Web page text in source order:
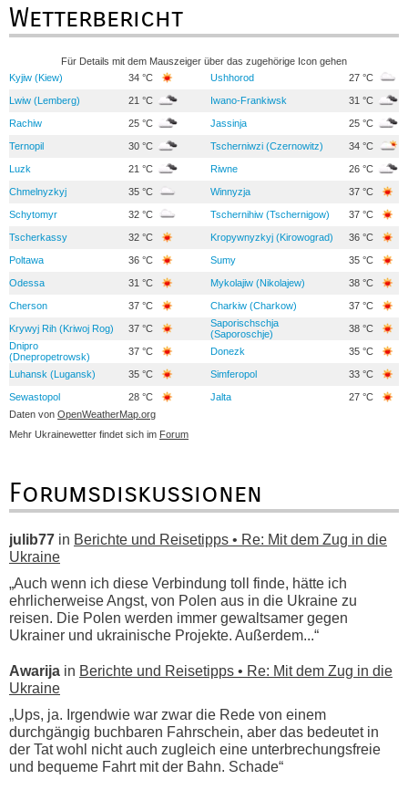
Wetterbericht
Für Details mit dem Mauszeiger über das zugehörige Icon gehen
Kyjiw (Kiew)
34 °C Ushhorod 27 °C
Lwiw (Lemberg) 21 °C Iwano-Frankiwsk 31 °C
Rachiw 25 °C Jassinja 25 °C
Ternopil 30 °C Tscherniwzi (Czernowitz) 34 °C
Luzk 21 °C Riwne 26 °C
Chmelnyzkyj 35 °C Winnyzja 37 °C
Schytomyr 32 °C Tschernihiw (Tschernigow) 37 °C
Tscherkassy 32 °C Kropywnyzkyj (Kirowograd) 36 °C
Poltawa 36 °C Sumy 35 °C
Odessa 31 °C Mykolajiw (Nikolajew) 38 °C
Cherson 37 °C Charkiw (Charkow) 37 °C
Krywyj Rih (Kriwoj Rog) 37 °C
Saporischschja
(Saporoschje)
38 °C
Dnipro
(Dnepropetrowsk)
37 °C Donezk 35 °C
Luhansk (Lugansk) 35 °C Simferopol 33 °C
Sewastopol 28 °C Jalta
27 °C
Daten von OpenWeatherMap.org
Mehr Ukrainewetter findet sich im Forum
Forumsdiskussionen
julib77 in Berichte und Reisetipps • Re: Mit dem Zug in die
Ukraine
„Auch wenn ich diese Verbindung toll finde, hätte ich
ehrlicherweise Angst, von Polen aus in die Ukraine zu
reisen. Die Polen werden immer gewaltsamer gegen
Ukrainer und ukrainische Projekte. Außerdem...“
Awarija in Berichte und Reisetipps • Re: Mit dem Zug in die
Ukraine
„Ups, ja. Irgendwie war zwar die Rede von einem
durchgängig buchbaren Fahrschein, aber das bedeutet in
der Tat wohl nicht auch zugleich eine unterbrechungsfreie
und bequeme Fahrt mit der Bahn. Schade“